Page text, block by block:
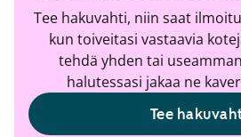
Tee hakuvahti, niin saat
kun toiveitasi vastaavia
tehdä yhden tai
halutessasi jakaa ne
Tee